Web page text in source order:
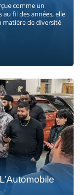
comme un
fil des années, elle
de diversité